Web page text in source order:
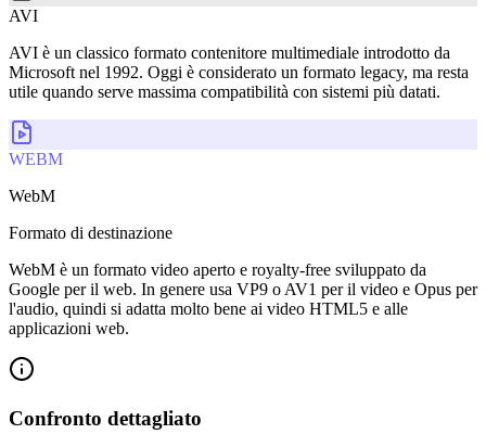
AVI
AVI è un classico formato contenitore multimediale introdotto da
Microsoft nel 1992. Oggi è considerato un formato legacy, ma resta
utile quando serve massima compatibilità con sistemi più datati.
WEBM
WebM
Formato di destinazione
WebM è un formato video aperto e royalty-free sviluppato da
Google per il web. In genere usa VP9 o AV1 per il video e Opus per
l'audio, quindi si adatta molto bene ai video HTML5 e alle
applicazioni web.
Confronto dettagliato